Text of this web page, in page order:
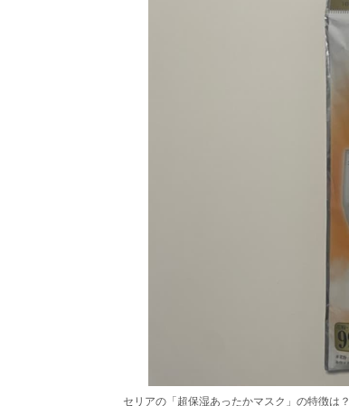
セリアの「超保湿あったかマスク」の特徴は？